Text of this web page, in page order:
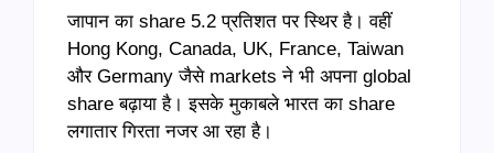
जापान का share 5.2 प्रतिशत पर स्थिर है। वहीं
Hong Kong, Canada, UK, France, Taiwan
और Germany जैसे markets ने भी अपना global
share बढ़ाया है। इसके मुकाबले भारत का share
लगातार गिरता नजर आ रहा है।